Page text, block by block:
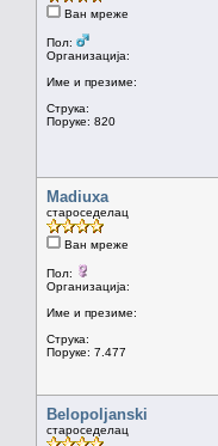
Ван мреже
Пол:
Организација:
Име и презиме:
Струка:
Поруке: 820
Madiuxa
староседелац
Ван мреже
Пол:
Организација:
Име и презиме:
Струка:
Поруке: 7.477
Belopoljanski
староседелац